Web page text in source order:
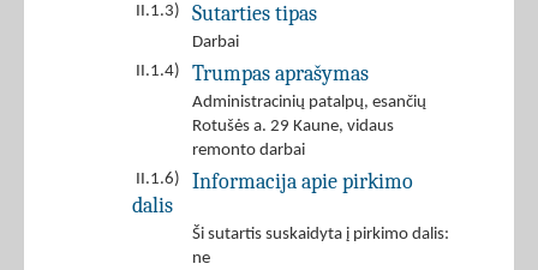
II.1.3)
Sutarties tipas
Darbai
II.1.4)
Trumpas aprašymas
Administracinių patalpų, esančių
Rotušės a. 29 Kaune, vidaus
remonto darbai
II.1.6)
Informacija apie pirkimo
dalis
Ši sutartis suskaidyta į pirkimo dalis:
ne